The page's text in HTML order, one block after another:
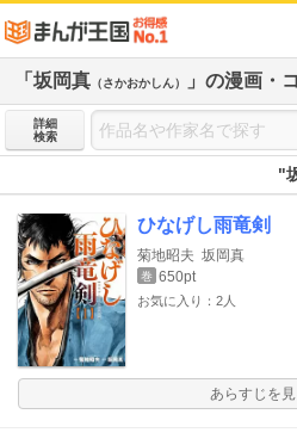
「坂岡真 （さかおかしん） 」の漫画・
詳細
検索
"
ひなげし雨竜剣
菊地昭夫 坂岡真
巻 650pt
お気に入り：2人
あらすじを